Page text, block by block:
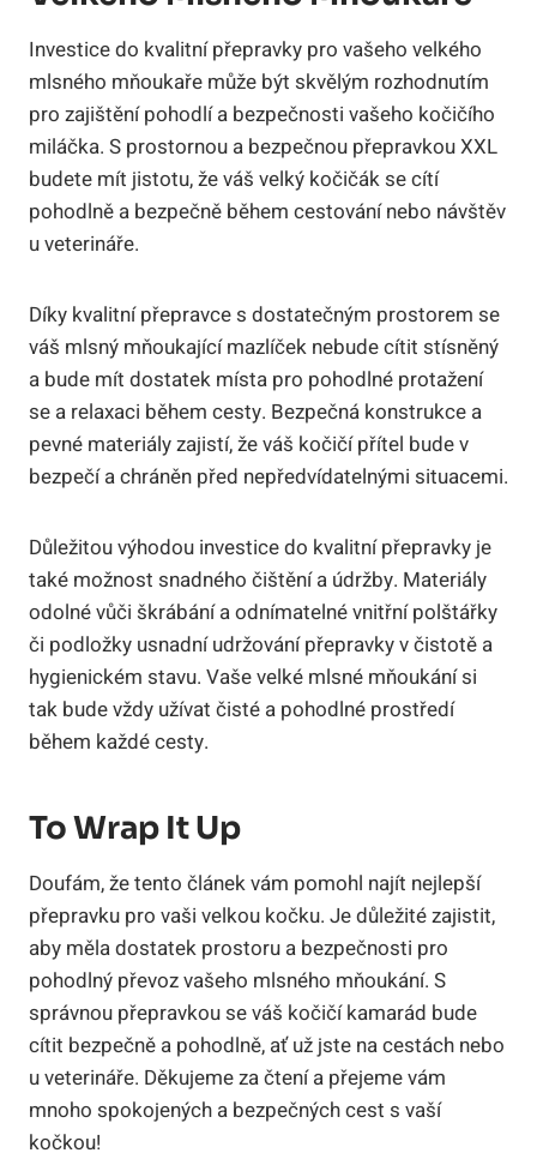
Investice do kvalitní přepravky pro vašeho velkého
mlsného mňoukaře může být skvělým rozhodnutím
pro zajištění pohodlí a bezpečnosti vašeho kočičího
miláčka. S prostornou a bezpečnou přepravkou XXL
budete mít jistotu, že váš velký kočičák se cítí
pohodlně a bezpečně během cestování nebo návštěv
u veterináře.
Díky kvalitní přepravce s dostatečným prostorem se
váš mlsný mňoukající mazlíček nebude cítit stísněný
a bude mít dostatek místa pro pohodlné protažení
se a relaxaci během cesty. Bezpečná konstrukce a
pevné materiály zajistí, že váš kočičí přítel bude v
bezpečí a chráněn před nepředvídatelnými situacemi.
Důležitou výhodou investice do kvalitní přepravky je
také možnost snadného čištění a údržby. Materiály
odolné vůči škrábání a odnímatelné vnitřní polštářky
či podložky usnadní udržování přepravky v čistotě a
hygienickém stavu. Vaše velké mlsné mňoukání si
tak bude vždy užívat čisté a pohodlné prostředí
během každé cesty.
To Wrap It Up
Doufám, že tento článek vám pomohl najít nejlepší
přepravku pro vaši velkou kočku. Je důležité zajistit,
aby měla dostatek prostoru a bezpečnosti pro
pohodlný převoz vašeho mlsného mňoukání. S
správnou přepravkou se váš kočičí kamarád bude
cítit bezpečně a pohodlně, ať už jste na cestách nebo
u veterináře. Děkujeme za čtení a přejeme vám
mnoho spokojených a bezpečných cest s vaší
kočkou!